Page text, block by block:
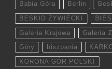
Babia Góra Berlin
BESKID ŻYWIECKI
Galeria Krajowa Galeria
Góry hiszpania
KORONA GÓR POLSKI